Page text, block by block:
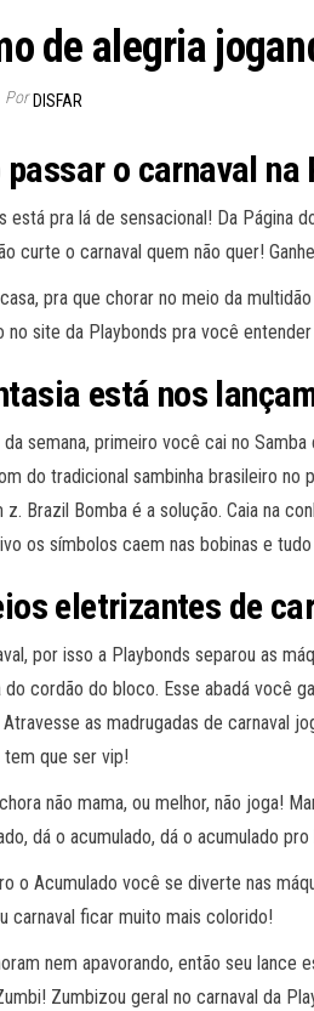
de alegria
Por DISFAR
passar o carnaval na
está pra lá de sensacional! Da Página
curte o carnaval quem não quer!
pra que chorar no meio da
site da Playbonds pra você
está nos
semana, primeiro você cai no
do tradicional sambinha brasileiro no
Brazil Bomba é a solução. Caia na
os símbolos caem nas bobinas e
eletrizantes de
por isso a Playbonds separou as
cordão do bloco. Esse abadá você
as madrugadas de carnaval
que ser vip!
não mama, ou melhor, não joga!
dá o acumulado, dá o acumulado
o Acumulado você se diverte nas
carnaval ficar muito mais colorido!
nem apavorando, então seu lance
Zumbizou geral no carnaval da